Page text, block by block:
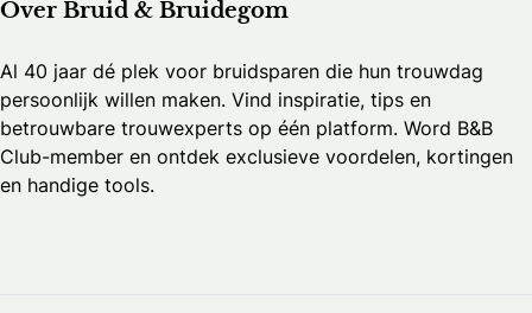
Over Bruid & Bruidegom
Al 40 jaar dé plek voor bruidsparen die hun trouwdag
persoonlijk willen maken. Vind inspiratie, tips en
betrouwbare trouwexperts op één platform. Word B&B
Club-member en ontdek exclusieve voordelen, kortingen
en handige tools.